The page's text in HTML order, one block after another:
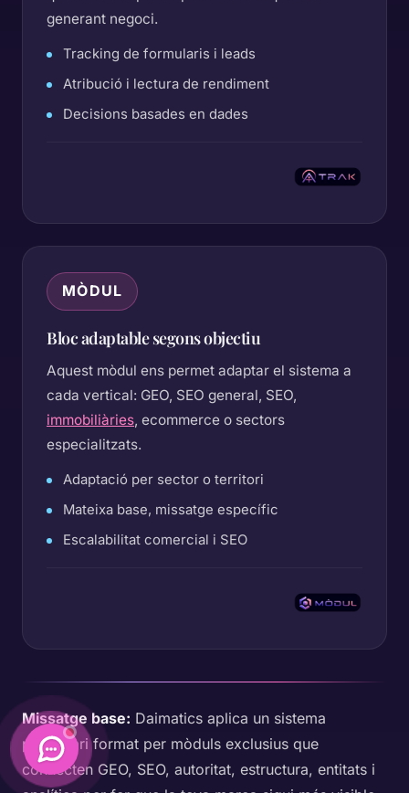
generant negoci.
Tracking de formularis i leads
Atribució i lectura de rendiment
Decisions basades en dades
MÒDUL
Bloc adaptable segons objectiu
Aquest mòdul ens permet adaptar el sistema a
cada vertical: GEO, SEO general, SEO,
immobiliàries, ecommerce o sectors
especialitzats.
Adaptació per sector o territori
Mateixa base, missatge específic
Escalabilitat comercial i SEO
Missatge base: Daimatics aplica un sistema
propietari format per mòduls exclusius que
connecten GEO, SEO, autoritat, estructura, entitats i